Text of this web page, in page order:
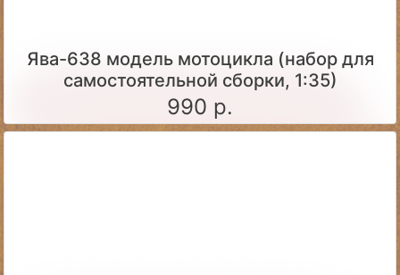
Ява-638 модель мотоцикла (набор для
самостоятельной сборки, 1:35)
990 р.